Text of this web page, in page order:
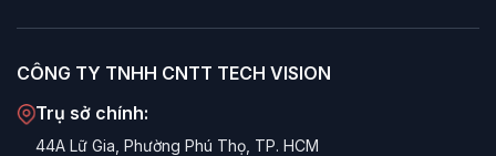
CÔNG TY TNHH CNTT TECH VISION
Trụ sở chính:
44A Lữ Gia, Phường Phú Thọ, TP. HCM